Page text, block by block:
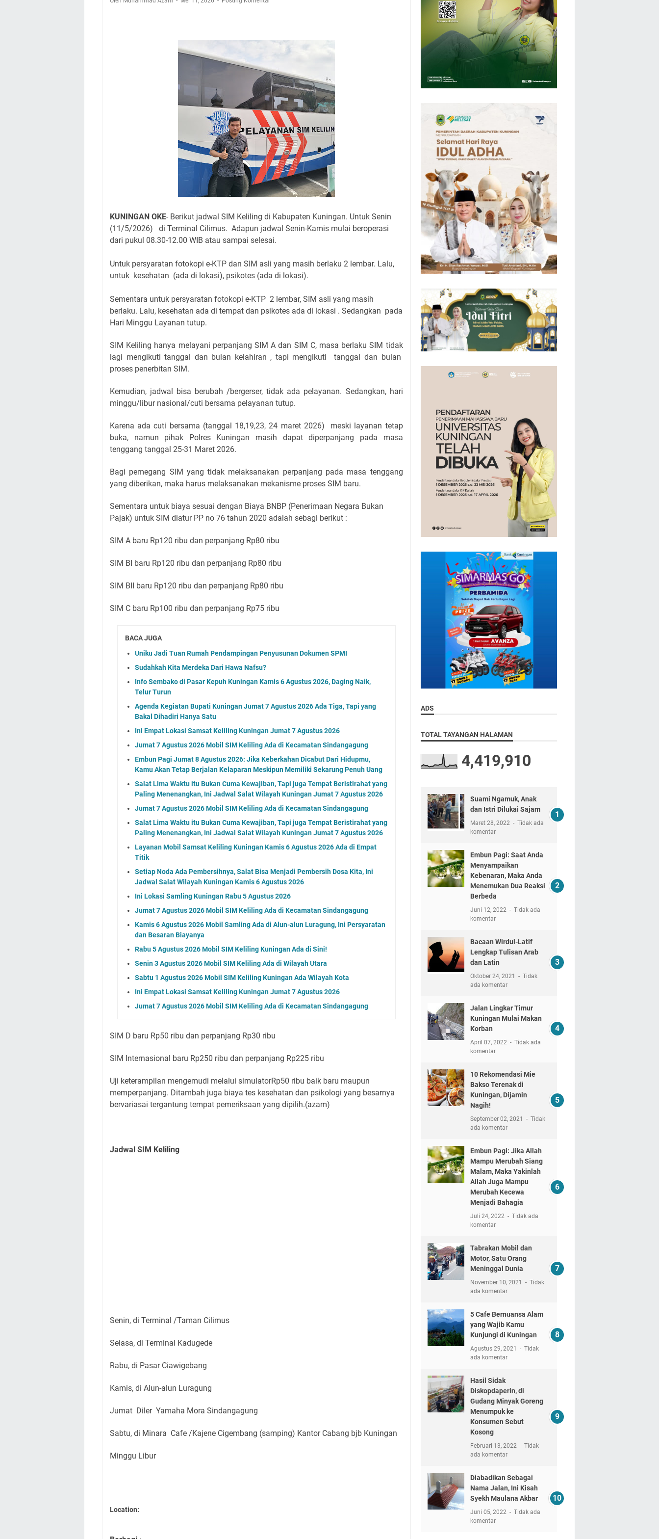
Sudahkah Kita Merdeka Dari Hawa Nafsu?
Info Sembako di Pasar Kepuh Kuningan Kamis 6 Agustus 2026, Daging Naik, Telur Turun
Agenda Kegiatan Bupati Kuningan Jumat 7 Agustus 2026 Ada Tiga, Tapi yang Bakal Dihadiri
Hanya Satu
KUNINGAN OKE- Berikut jadwal SIM Keliling di Kabupaten Kuningan. Untuk Senin
(11/5/2026) di Terminal Cilimus. Adapun jadwal Senin-Kamis mulai beroperasi
dari pukul 08.30-12.00 WIB atau sampai selesai.
Untuk persyaratan fotokopi e-KTP dan SIM asli yang masih berlaku 2 lembar. Lalu,
untuk kesehatan (ada di lokasi), psikotes (ada di lokasi).
Sementara untuk persyaratan fotokopi e-KTP 2 lembar, SIM asli yang masih
berlaku. Lalu, kesehatan ada di tempat dan psikotes ada di lokasi . Sedangkan pada
Hari Minggu Layanan tutup.
SIM Keliling hanya melayani perpanjang SIM A dan SIM C, masa berlaku SIM tidak
lagi mengikuti tanggal dan bulan kelahiran , tapi mengikuti tanggal dan bulan
proses penerbitan SIM.
Kemudian, jadwal bisa berubah /bergerser, tidak ada pelayanan. Sedangkan, hari
minggu/libur nasional/cuti bersama pelayanan tutup.
Karena ada cuti bersama (tanggal 18,19,23, 24 maret 2026) meski layanan tetap
buka, namun pihak Polres Kuningan masih dapat diperpanjang pada masa
tenggang tanggal 25-31 Maret 2026.
Bagi pemegang SIM yang tidak melaksanakan perpanjang pada masa tenggang
yang diberikan, maka harus melaksanakan mekanisme proses SIM baru.
Sementara untuk biaya sesuai dengan Biaya BNBP (Penerimaan Negara Bukan
Pajak) untuk SIM diatur PP no 76 tahun 2020 adalah sebagi berikut :
SIM A baru Rp120 ribu dan perpanjang Rp80 ribu
SIM BI baru Rp120 ribu dan perpanjang Rp80 ribu
SIM BII baru Rp120 ribu dan perpanjang Rp80 ribu
SIM C baru Rp100 ribu dan perpanjang Rp75 ribu
BACA JUGA
Uniku Jadi Tuan Rumah Pendampingan Penyusunan Dokumen SPMI
Sudahkah Kita Merdeka Dari Hawa Nafsu?
Info Sembako di Pasar Kepuh Kuningan Kamis 6 Agustus 2026, Daging Naik,
Telur Turun
Agenda Kegiatan Bupati Kuningan Jumat 7 Agustus 2026 Ada Tiga, Tapi yang
Bakal Dihadiri Hanya Satu
Ini Empat Lokasi Samsat Keliling Kuningan Jumat 7 Agustus 2026
Jumat 7 Agustus 2026 Mobil SIM Keliling Ada di Kecamatan Sindangagung
Embun Pagi Jumat 8 Agustus 2026: Jika Keberkahan Dicabut Dari Hidupmu,
Kamu Akan Tetap Berjalan Kelaparan Meskipun Memiliki Sekarung Penuh Uang
Salat Lima Waktu itu Bukan Cuma Kewajiban, Tapi juga Tempat Beristirahat yang
Paling Menenangkan, Ini Jadwal Salat Wilayah Kuningan Jumat 7 Agustus 2026
Jumat 7 Agustus 2026 Mobil SIM Keliling Ada di Kecamatan Sindangagung
Salat Lima Waktu itu Bukan Cuma Kewajiban, Tapi juga Tempat Beristirahat yang
Paling Menenangkan, Ini Jadwal Salat Wilayah Kuningan Jumat 7 Agustus 2026
Layanan Mobil Samsat Keliling Kuningan Kamis 6 Agustus 2026 Ada di Empat
Titik
Setiap Noda Ada Pembersihnya, Salat Bisa Menjadi Pembersih Dosa Kita, Ini
Jadwal Salat Wilayah Kuningan Kamis 6 Agustus 2026
Ini Lokasi Samling Kuningan Rabu 5 Agustus 2026
Jumat 7 Agustus 2026 Mobil SIM Keliling Ada di Kecamatan Sindangagung
Kamis 6 Agustus 2026 Mobil Samling Ada di Alun-alun Luragung, Ini Persyaratan
dan Besaran Biayanya
Rabu 5 Agustus 2026 Mobil SIM Keliling Kuningan Ada di Sini!
Senin 3 Agustus 2026 Mobil SIM Keliling Ada di Wilayah Utara
Sabtu 1 Agustus 2026 Mobil SIM Keliling Kuningan Ada Wilayah Kota
Ini Empat Lokasi Samsat Keliling Kuningan Jumat 7 Agustus 2026
Jumat 7 Agustus 2026 Mobil SIM Keliling Ada di Kecamatan Sindangagung
SIM D baru Rp50 ribu dan perpanjang Rp30 ribu
SIM Internasional baru Rp250 ribu dan perpanjang Rp225 ribu
Uji keterampilan mengemudi melalui simulatorRp50 ribu baik baru maupun
memperpanjang. Ditambah juga biaya tes kesehatan dan psikologi yang besarnya
bervariasai tergantung tempat pemeriksaan yang dipilih.(azam)
Jadwal SIM Keliling
Senin, di Terminal /Taman Cilimus
Selasa, di Terminal Kadugede
Rabu, di Pasar Ciawigebang
Kamis, di Alun-alun Luragung
Jumat Diler Yamaha Mora Sindangagung
Sabtu, di Minara Cafe /Kajene Cigembang (samping) Kantor Cabang bjb Kuningan
Minggu Libur
Location:
ADS
TOTAL TAYANGAN HALAMAN
4,419,910
Suami Ngamuk, Anak
dan Istri Dilukai Sajam
Maret 28, 2022
Tidak ada
komentar
Embun Pagi: Saat Anda
Menyampaikan
Kebenaran, Maka Anda
Menemukan Dua Reaksi
Berbeda
Juni 12, 2022
Tidak ada
komentar
Bacaan Wirdul-Latif
Lengkap Tulisan Arab
dan Latin
Oktober 24, 2021
Tidak
ada komentar
Jalan Lingkar Timur
Kuningan Mulai Makan
Korban
April 07, 2022
Tidak ada
komentar
10 Rekomendasi Mie
Bakso Terenak di
Kuningan, Dijamin
Nagih!
September 02, 2021
Tidak
ada komentar
Embun Pagi: Jika Allah
Mampu Merubah Siang
Malam, Maka Yakinlah
Allah Juga Mampu
Merubah Kecewa
Menjadi Bahagia
Juli 24, 2022
Tidak ada
komentar
Tabrakan Mobil dan
Motor, Satu Orang
Meninggal Dunia
November 10, 2021
Tidak
ada komentar
5 Cafe Bernuansa Alam
yang Wajib Kamu
Kunjungi di Kuningan
Agustus 29, 2021
Tidak
ada komentar
Hasil Sidak
Diskopdaperin, di
Gudang Minyak Goreng
Menumpuk ke
Konsumen Sebut
Kosong
Februari 13, 2022
Tidak
ada komentar
Diabadikan Sebagai
Nama Jalan, Ini Kisah
Syekh Maulana Akbar
Juni 05, 2022
Tidak ada
komentar